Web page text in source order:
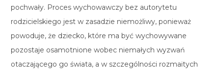
pochwały. Proces wychowawczy bez autorytetu
rodzicielskiego jest w zasadzie niemożliwy, ponieważ
powoduje, że dziecko, które ma być wychowywane
pozostaje osamotnione wobec niemałych wyzwań
otaczającego go świata, a w szczególności rozmaitych